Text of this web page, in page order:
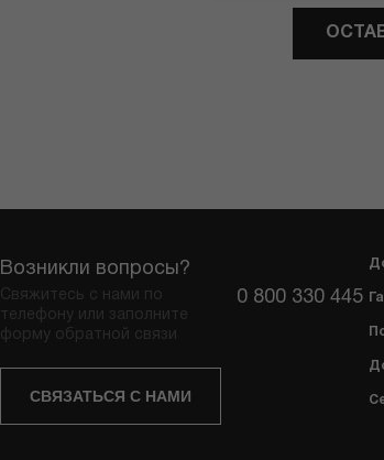
Возникли вопросы?
Свяжитесь с нами по
телефону или заполните
форму обратной связи
0 800 330 445
СВЯЗАТЬСЯ С НАМИ